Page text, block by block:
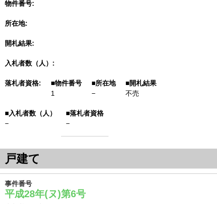
物件番号
所在地
開札結果
入札者数（人）
落札者資格
1
− 不売
− −
戸建て
事件番号
平成28年(ヌ)第6号